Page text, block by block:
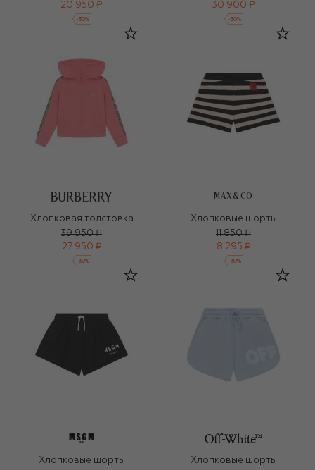
20 950 ₽
-30%
30 900 ₽
-30%
Хлопковая толстовка
39 950 ₽
27 950 ₽
-30%
MAX&CO
Хлопковые шорты
11 850 ₽
8 295 ₽
-30%
Хлопковые шорты
Хлопковые шорты